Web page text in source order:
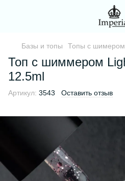
Базы и топы Топы с шимером
Топ с шиммером
12.5ml
Артикул: 3543 Оставить отзыв